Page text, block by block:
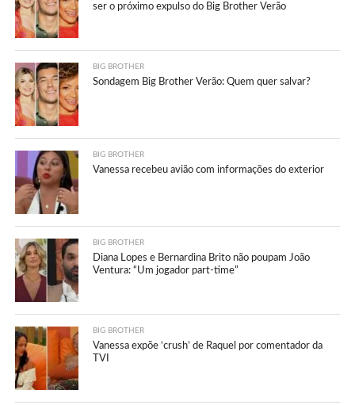
ser o próximo expulso do Big Brother Verão
BIG BROTHER
Sondagem Big Brother Verão: Quem quer salvar?
BIG BROTHER
Vanessa recebeu avião com informações do exterior
BIG BROTHER
Diana Lopes e Bernardina Brito não poupam João
Ventura: “Um jogador part-time”
BIG BROTHER
Vanessa expõe ‘crush’ de Raquel por comentador da
TVI